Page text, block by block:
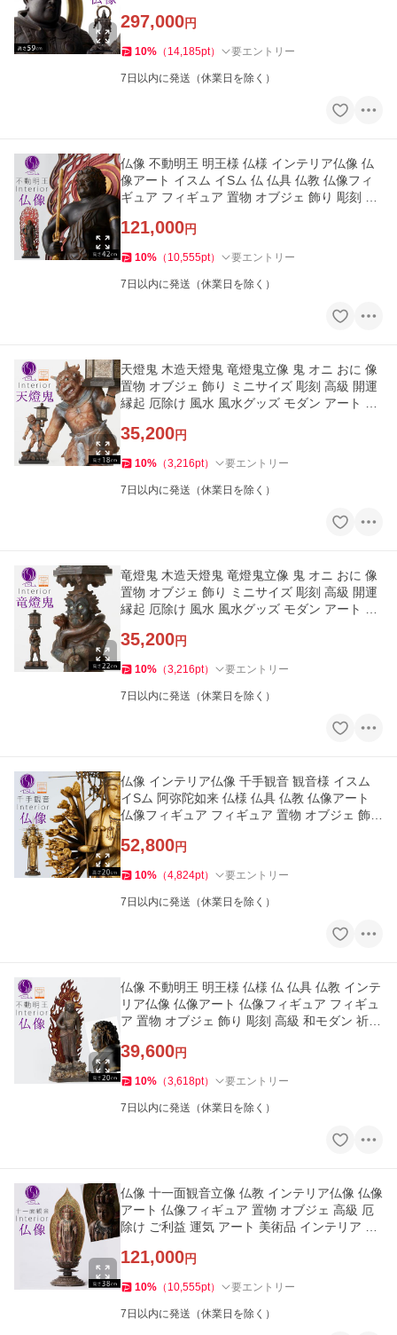
297,000円
10% （ 14,185pt） 要エントリー
7日以内に発送（休業日を除く）
仏像 不動明王 明王様 仏様 インテリア仏像 仏
像アート イスム イSム 仏 仏具 仏教 仏像フィ
ギュア フィギュア 置物 オブジェ 飾り 彫刻 高
121,000円
10% （ 10,555pt） 要エントリー
7日以内に発送（休業日を除く）
天燈鬼 木造天燈鬼 竜燈鬼立像 鬼 オニ おに 像
置物 オブジェ 飾り ミニサイズ 彫刻 高級 開運
縁起 厄除け 風水 風水グッズ モダン アート 美
35,200円
10% （3,216pt） 要エントリー
7日以内に発送（休業日を除く）
竜燈鬼 木造天燈鬼 竜燈鬼立像 鬼 オニ おに 像
置物 オブジェ 飾り ミニサイズ 彫刻 高級 開運
縁起 厄除け 風水 風水グッズ モダン アート 美
35,200円
10% （3,216pt） 要エントリー
7日以内に発送（休業日を除く）
仏像 インテリア仏像 千手観音 観音様 イスム
イSム 阿弥陀如来 仏様 仏具 仏教 仏像アート
仏像フィギュア フィギュア 置物 オブジェ 飾り
52,800円
10% （4,824pt） 要エントリー
7日以内に発送（休業日を除く）
仏像 不動明王 明王様 仏様 仏 仏具 仏教 インテ
リア仏像 仏像アート 仏像フィギュア フィギュ
ア 置物 オブジェ 飾り 彫刻 高級 和モダン 祈願
39,600円
10% （3,618pt） 要エントリー
7日以内に発送（休業日を除く）
仏像 十一面観音立像 仏教 インテリア仏像 仏像
アート 仏像フィギュア 置物 オブジェ 高級 厄
除け ご利益 運気 アート 美術品 インテリア 玄
121,000円
10% （ 10,555pt） 要エントリー
7日以内に発送（休業日を除く）